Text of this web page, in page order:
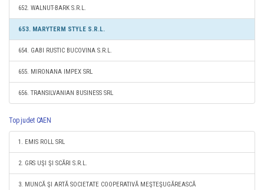
652. WALNUT-BARK S.R.L.
653. MARYTERM STYLE S.R.L.
654. GABI RUSTIC BUCOVINA S.R.L.
655. MIRONANA IMPEX SRL
656. TRANSILVANIAN BUSINESS SRL
Top judet CAEN
1. EMIS ROLL SRL
2. GRS UŞI ŞI SCĂRI S.R.L.
3. MUNCĂ ŞI ARTĂ SOCIETATE COOPERATIVĂ MEŞTEŞUGĂREASCĂ